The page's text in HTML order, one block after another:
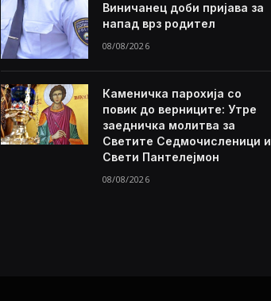
Виничанец доби пријава за
напад врз родител
08/08/2026
Каменичка парохија со
повик до верниците: Утре
заедничка молитва за
Светите Седмочисленици и
Свети Пантелејмон
08/08/2026